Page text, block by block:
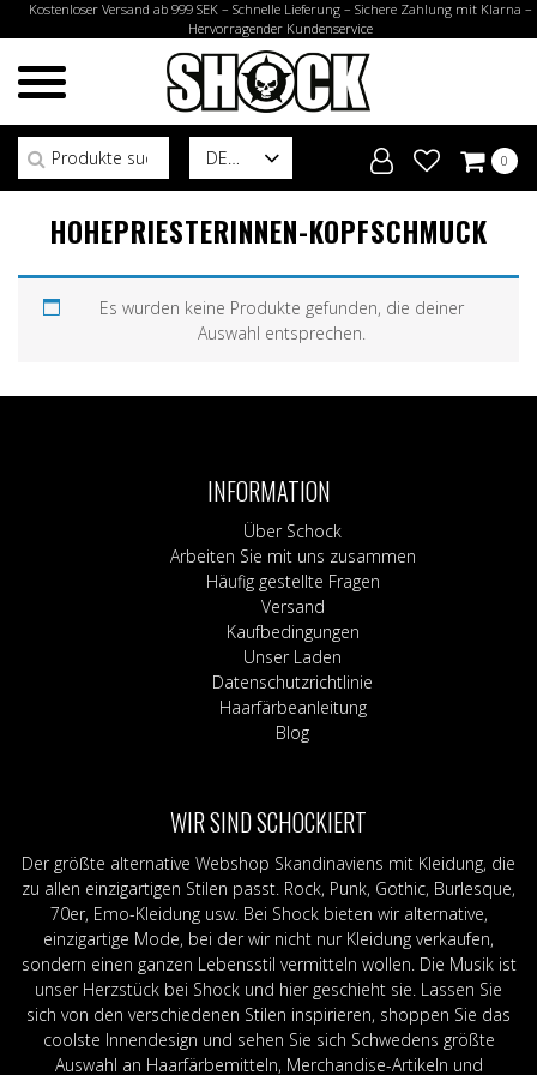
Kostenloser Versand ab 999 SEK – Schnelle Lieferung – Sichere Zahlung mit Klarna –
Hervorragender Kundenservice
DE
Suchen nach:
0
HOHEPRIESTERINNEN-KOPFSCHMUCK
Es wurden keine Produkte gefunden, die deiner
Auswahl entsprechen.
INFORMATION
Über Schock
Arbeiten Sie mit uns zusammen
Häufig gestellte Fragen
Versand
Kaufbedingungen
Unser Laden
Datenschutzrichtlinie
Haarfärbeanleitung
Blog
WIR SIND SCHOCKIERT
Der größte alternative Webshop Skandinaviens mit Kleidung, die
zu allen einzigartigen Stilen passt. Rock, Punk, Gothic, Burlesque,
70er, Emo-Kleidung usw. Bei Shock bieten wir alternative,
einzigartige Mode, bei der wir nicht nur Kleidung verkaufen,
sondern einen ganzen Lebensstil vermitteln wollen. Die Musik ist
unser Herzstück bei Shock und hier geschieht sie. Lassen Sie
sich von den verschiedenen Stilen inspirieren, shoppen Sie das
coolste Innendesign und sehen Sie sich Schwedens größte
Auswahl an Haarfärbemitteln, Merchandise-Artikeln und